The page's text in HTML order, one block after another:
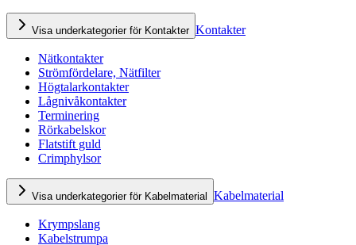
Visa underkategorier för Kontakter Kontakter
Nätkontakter
Strömfördelare, Nätfilter
Högtalarkontakter
Lågnivåkontakter
Terminering
Rörkabelskor
Flatstift guld
Crimphylsor
Visa underkategorier för Kabelmaterial Kabelmaterial
Krympslang
Kabelstrumpa